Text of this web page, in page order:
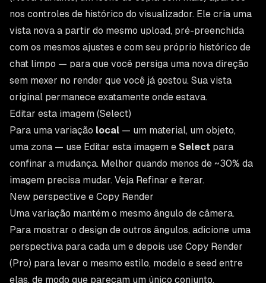
nos controles de histórico do visualizador. Ele cria uma
vista nova a partir do mesmo upload, pré-preenchida
com os mesmos ajustes e com seu próprio histórico de
chat limpo — para que você persiga uma nova direção
sem mexer no render que você já gostou. Sua vista
original permanece exatamente onde estava.
Editar esta imagem (Select)
Para uma variação local — um material, um objeto,
uma zona — use Editar esta imagem e Select para
confinar a mudança. Melhor quando menos de ~30% da
imagem precisa mudar. Veja Refinar e iterar.
New perspective e Copy Render
Uma variação mantém o mesmo ângulo de câmera.
Para mostrar o design de outros ângulos, adicione uma
perspectiva para cada um e depois use Copy Render
(Pro) para levar o mesmo estilo, modelo e seed entre
elas, de modo que pareçam um único conjunto.